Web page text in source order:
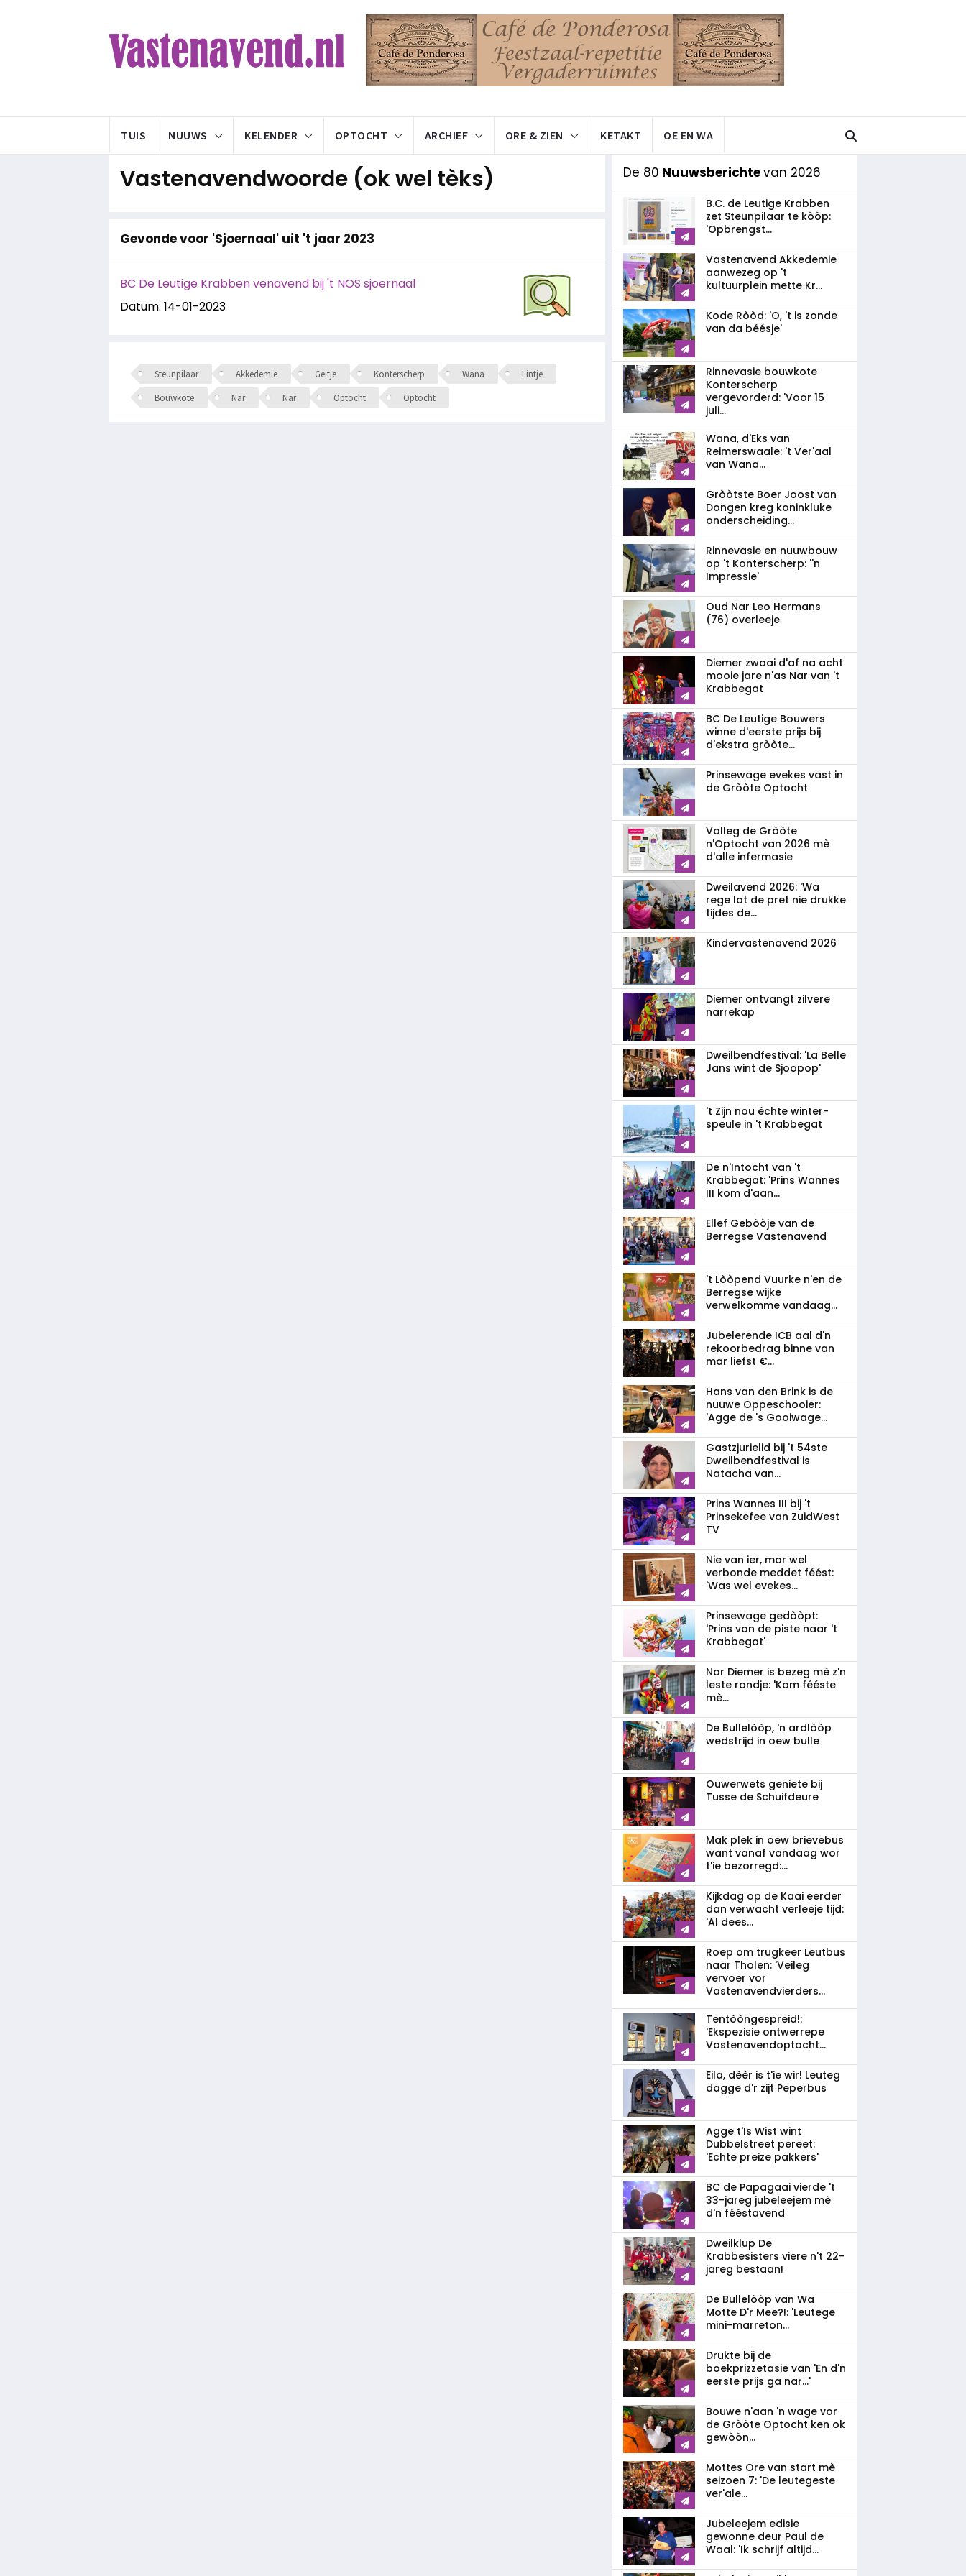
TUIS NUUWS KELENDER OPTOCHT ARCHIEF ORE & ZIEN KETAKT OE EN WA
Vastenavendwoorde (ok wel tèks)
Gevonde voor 'Sjoernaal' uit 't jaar 2023
BC De Leutige Krabben venavend bij 't NOS sjoernaal
Datum: 14-01-2023
Steunpilaar Akkedemie Geitje Konterscherp Wana
Lintje
Bouwkote
Nar Nar Optocht Optocht
De 80 Nuuwsberichtevan 2026
B.C. de Leutige Krabben
zet Steunpilaar te kòòp:
'Opbrengst...
Vastenavend Akkedemie
aanwezeg op 't
kultuurplein mette Kr...
Kode Ròòd: 'O, 't is zonde
van da béésje'
Rinnevasie bouwkote
Konterscherp
vergevorderd: 'Voor 15
juli...
Wana, d'Eks van
Reimerswaale: 't Ver'aal
van Wana...
Gròòtste Boer Joost van
Dongen kreg koninkluke
onderscheiding...
Rinnevasie en nuuwbouw
op 't Konterscherp: ''n
Impressie'
Oud Nar Leo Hermans
(76) overleeje
Diemer zwaai d'af na acht
mooie jare n'as Nar van 't
Krabbegat
BC De Leutige Bouwers
winne d'eerste prijs bij
d'ekstra gròòte...
Prinsewage evekes vast in
de Gròòte Optocht
Volleg de Gròòte
n'Optocht van 2026 mè
d'alle infermasie
Dweilavend 2026: 'Wa
rege lat de pret nie drukke
tijdes de...
Kindervastenavend 2026
Diemer ontvangt zilvere
narrekap
Dweilbendfestival: 'La Belle
Jans wint de Sjoopop'
't Zijn nou échte winter-
speule in 't Krabbegat
De n'Intocht van 't
Krabbegat: 'Prins Wannes
III kom d'aan...
Ellef Gebòòje van de
Berregse Vastenavend
't Lòòpend Vuurke n'en de
Berregse wijke
verwelkomme vandaag...
Jubelerende ICB aal d'n
rekoorbedrag binne van
mar liefst €...
Hans van den Brink is de
nuuwe Oppeschooier:
'Agge de 's Gooiwage...
Gastzjurielid bij 't 54ste
Dweilbendfestival is
Natacha van...
Prins Wannes III bij 't
Prinsekefee van ZuidWest
TV
Nie van ier, mar wel
verbonde meddet féést:
'Was wel evekes...
Prinsewage gedòòpt:
'Prins van de piste naar 't
Krabbegat'
Nar Diemer is bezeg mè z'n
leste rondje: 'Kom fééste
mè...
De Bullelòòp, 'n ardlòòp
wedstrijd in oew bulle
Ouwerwets geniete bij
Tusse de Schuifdeure
Mak plek in oew brievebus
want vanaf vandaag wor
t'ie bezorregd:...
Kijkdag op de Kaai eerder
dan verwacht verleeje tijd:
'Al dees...
Roep om trugkeer Leutbus
naar Tholen: 'Veileg
vervoer vor
Vastenavendvierders...
Tentòòngespreid!:
'Ekspezisie ontwerrepe
Vastenavendoptocht...
Eila, dèèr is t'ie wir! Leuteg
dagge d'r zijt Peperbus
Agge t'Is Wist wint
Dubbelstreet pereet:
'Echte preize pakkers'
BC de Papagaai vierde 't
33-jareg jubeleejem mè
d'n fééstavend
Dweilklup De
Krabbesisters viere n't 22-
jareg bestaan!
De Bullelòòp van Wa
Motte D'r Mee?!: 'Leutege
mini-marreton...
Drukte bij de
boekprizzetasie van 'En d'n
eerste prijs ga nar...'
Bouwe n'aan 'n wage vor
de Gròòte Optocht ken ok
gewòòn...
Mottes Ore van start mè
seizoen 7: 'De leutegeste
ver'ale...
Jubeleejem edisie
gewonne deur Paul de
Waal: 'Ik schrijf altijd...